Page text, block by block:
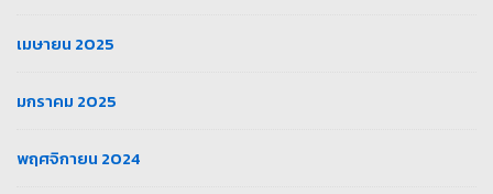
เมษายน 2025
มกราคม 2025
พฤศจิกายน 2024